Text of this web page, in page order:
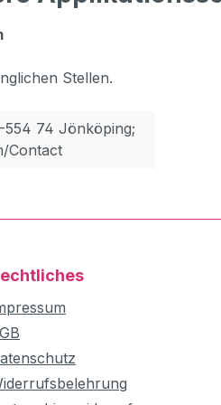
Stellen.
554 74 Jönköping;
Contact